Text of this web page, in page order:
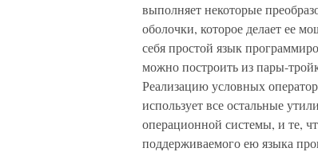
выполняет некоторые
оболочки, которое делает ее
себя простой язык
можно построить из пары-
Реализацию условных
использует все остальные
операционной системы, и те,
поддерживаемого ею языка